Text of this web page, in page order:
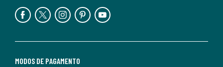
MODOS DE PAGAMENTO